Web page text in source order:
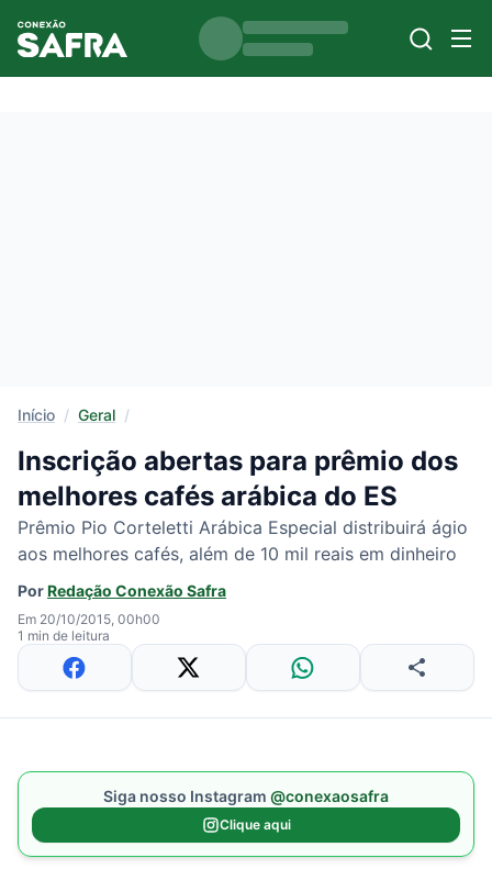
Início / Geral /
Inscrição abertas para prêmio dos
melhores cafés arábica do ES
Prêmio Pio Corteletti Arábica Especial distribuirá ágio
aos melhores cafés, além de 10 mil reais em dinheiro
PorRedação Conexão Safra
Em 20/10/2015, 00h00
1 min de leitura
Siga nosso Instagram @conexaosafra
Clique aqui